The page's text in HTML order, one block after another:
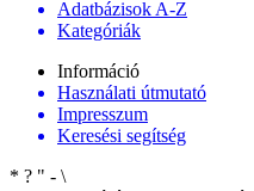
Adatbázisok A-Z
Kategóriák
Információ
Használati útmutató
Impresszum
Keresési segítség
* ? " - \